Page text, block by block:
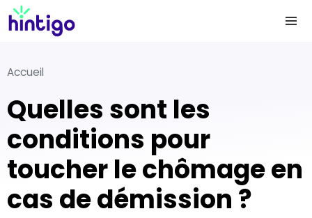
Accueil
Quelles sont les
conditions pour
toucher le chômage en
cas de démission ?